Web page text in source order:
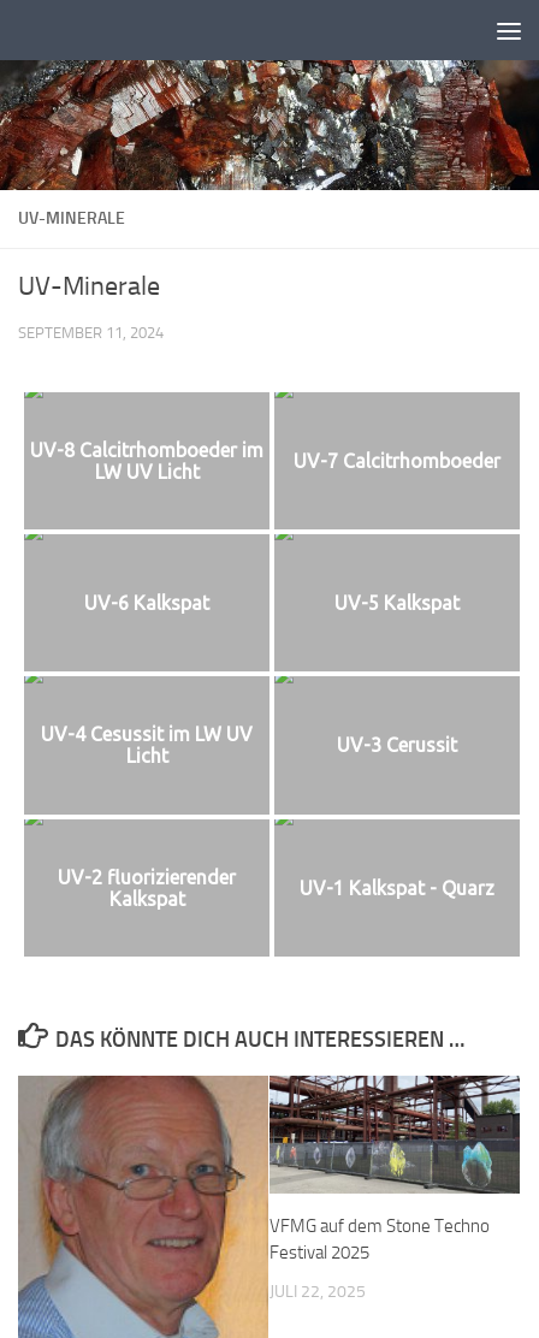
UV-MINERALE
UV-Minerale
SEPTEMBER 11, 2024
UV-8 Calcitrhomboeder im
LW UV Licht
UV-7 Calcitrhomboeder
UV-6 Kalkspat UV-5 Kalkspat
UV-4 Cesussit im LW UV
Licht
UV-3 Cerussit
UV-2 fluorizierender
Kalkspat
UV-1 Kalkspat - Quarz
DAS KÖNNTE DICH AUCH INTERESSIEREN …
VFMG auf dem Stone Techno
Festival 2025
JULI 22, 2025